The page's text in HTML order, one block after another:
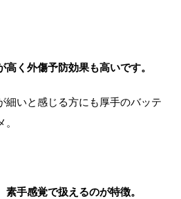
く外傷予防効果も高いです。
細いと感じる方にも厚手のバッテ
手感覚で扱えるのが特徴。